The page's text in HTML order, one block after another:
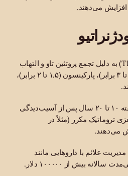
می‌دهند.
آسیب‌های مغزی تروماتیک (TBI) به دلیل تجمع پروتئین تاو و التهاب
مزمن، خطر ابتلا به آلزایمر (۲ تا ۳ برابر)، پارکینسون (۱.۵ تا ۲ برابر)،
اثرات نهفته ۱۰ تا ۲۰ سال پس از آسیب‌دیدگی
مکرر (مثلاً در
می‌دهند.
علائم با داروهایی مانند
بیش از ۱۰۰۰۰۰ دلار.